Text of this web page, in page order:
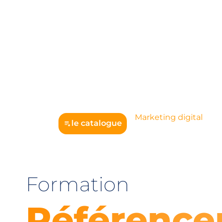
le catalogue
Marketing digital
Formation